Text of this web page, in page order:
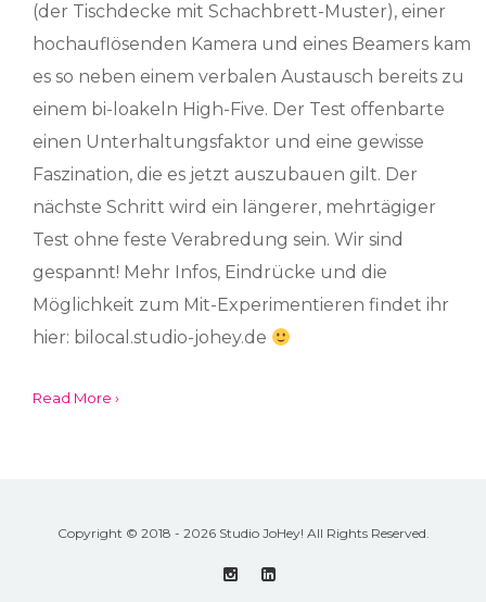
(der Tischdecke mit Schachbrett-Muster), einer
hochauflösenden Kamera und eines Beamers kam
es so neben einem verbalen Austausch bereits zu
einem bi-loakeln High-Five. Der Test offenbarte
einen Unterhaltungsfaktor und eine gewisse
Faszination, die es jetzt auszubauen gilt. Der
nächste Schritt wird ein längerer, mehrtägiger
Test ohne feste Verabredung sein. Wir sind
gespannt! Mehr Infos, Eindrücke und die
Möglichkeit zum Mit-Experimentieren findet ihr
hier: bilocal.studio-johey.de
Read More ›
Copyright © 2018 - 2026 Studio JoHey! All Rights Reserved.